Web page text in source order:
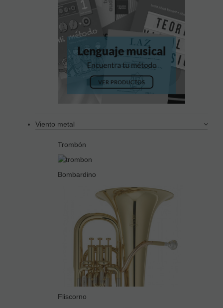
Viento metal
Trombón
Bombardino
Fliscorno